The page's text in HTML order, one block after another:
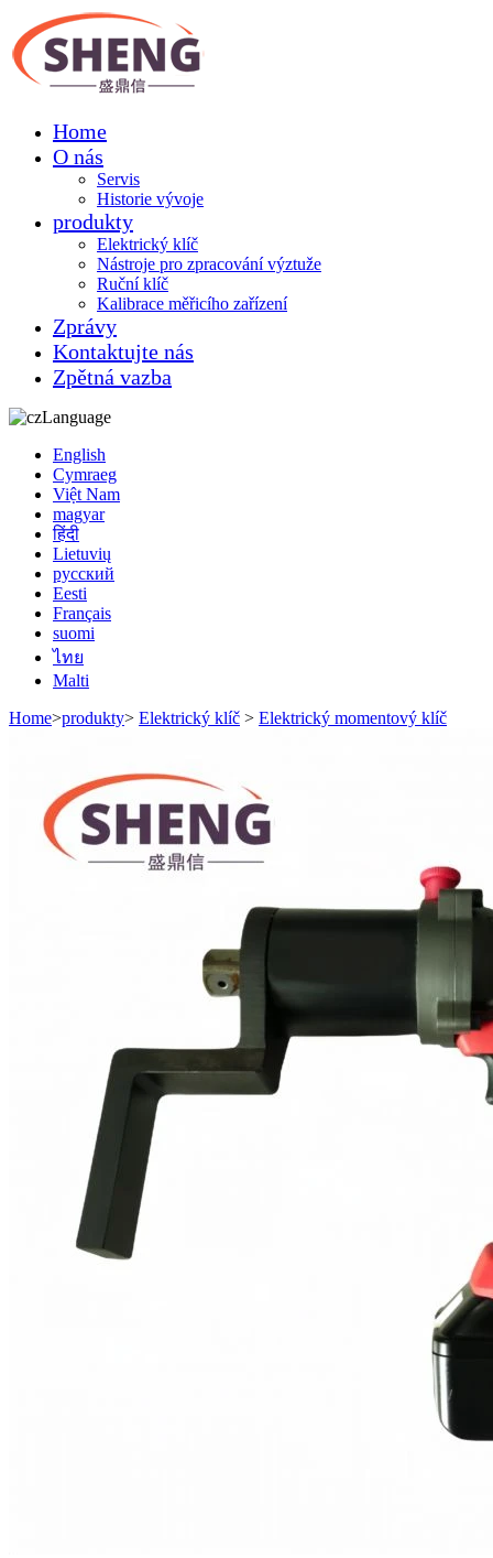
Home
O nás
Servis
Historie vývoje
produkty
Elektrický klíč
Nástroje pro zpracování výztuže
Ruční klíč
Kalibrace měřicího zařízení
Zprávy
Kontaktujte nás
Zpětná vazba
Language
English
Cymraeg
Việt Nam
magyar
हिंदी
Lietuvių
русский
Eesti
Français
suomi
ไทย
Malti
Home>produkty> Elektrický klíč > Elektrický momentový klíč